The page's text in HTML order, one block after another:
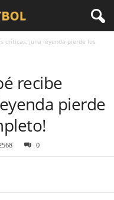
críticas, ¡una leyenda pierde los
recibe
pierde
0